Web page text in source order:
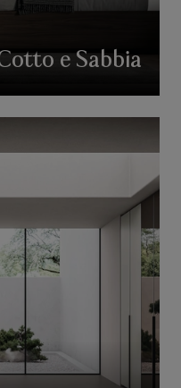
e Sabbia